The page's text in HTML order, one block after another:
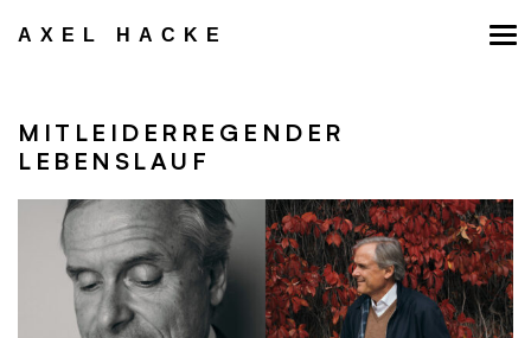
InhaltAXEL HACKE
MITLEIDERREGENDER
LEBENSLAUF